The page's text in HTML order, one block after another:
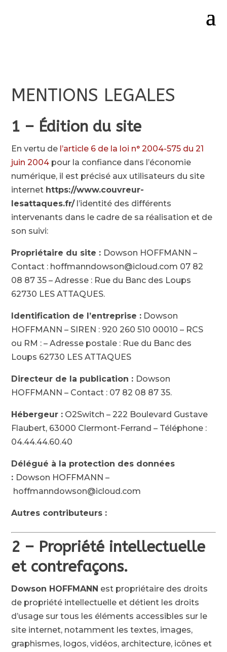
MENTIONS LEGALES
1 – Édition du site
En vertu de l’article 6 de la loi n° 2004-575 du 21
juin 2004 pour la confiance dans l’économie
numérique, il est précisé aux utilisateurs du site
internet https://www.couvreur-
lesattaques.fr/ l’identité des différents
intervenants dans le cadre de sa réalisation et de
son suivi:
Propriétaire du site : Dowson HOFFMANN –
Contact : hoffmanndowson@icloud.com 07 82
08 87 35 – Adresse : Rue du Banc des Loups
62730 LES ATTAQUES.
Identification de l’entreprise : Dowson
HOFFMANN – SIREN : 920 260 510 00010 – RCS
ou RM : – Adresse postale : Rue du Banc des
Loups 62730 LES ATTAQUES
Directeur de la publication : Dowson
HOFFMANN – Contact : 07 82 08 87 35.
Hébergeur : O2Switch – 222 Boulevard Gustave
Flaubert, 63000 Clermont-Ferrand – Téléphone :
04.44.44.60.40
Délégué à la protection des données
: Dowson HOFFMANN –
hoffmanndowson@icloud.com
Autres contributeurs :
2 – Propriété intellectuelle
et contrefaçons.
Dowson HOFFMANN est propriétaire des droits
de propriété intellectuelle et détient les droits
d’usage sur tous les éléments accessibles sur le
site internet, notamment les textes, images,
graphismes, logos, vidéos, architecture, icônes et